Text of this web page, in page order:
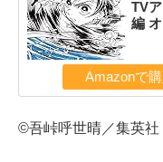
TV
編
Amazonで購
©吾峠呼世晴／集英